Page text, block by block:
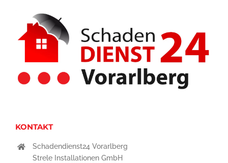
KONTAKT
Schadendienst24 Vorarlberg
Strele Installationen GmbH